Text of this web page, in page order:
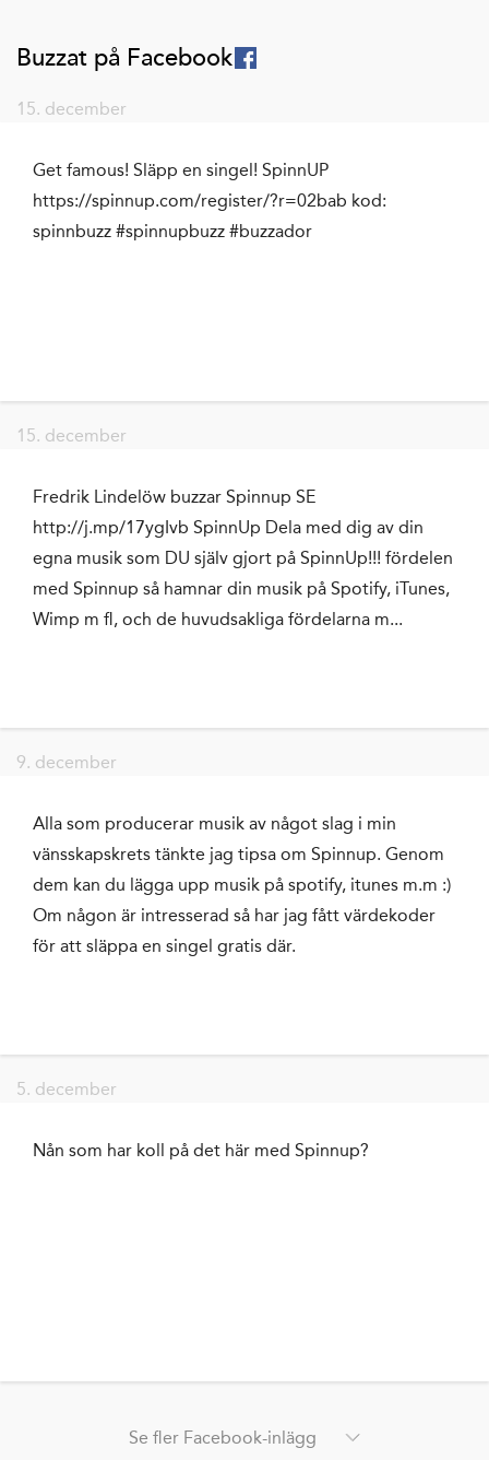
Buzzat på Facebook
15. december
Get famous! Släpp en singel! SpinnUP
https://spinnup.com/register/?r=02bab kod:
spinnbuzz #spinnupbuzz #buzzador
15. december
Fredrik Lindelöw buzzar Spinnup SE
http://j.mp/17ygIvb SpinnUp Dela med dig av din
egna musik som DU själv gjort på SpinnUp!!! fördelen
med Spinnup så hamnar din musik på Spotify, iTunes,
Wimp m fl, och de huvudsakliga fördelarna m...
9. december
Alla som producerar musik av något slag i min
vänsskapskrets tänkte jag tipsa om Spinnup. Genom
dem kan du lägga upp musik på spotify, itunes m.m :)
Om någon är intresserad så har jag fått värdekoder
för att släppa en singel gratis där.
5. december
Nån som har koll på det här med Spinnup?
Se fler Facebook-inlägg